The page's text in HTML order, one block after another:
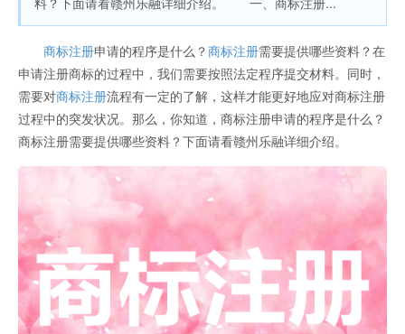
商标注册申请的程序是什么？商标注册需要提供哪些资料？在
申请注册商标的过程中，我们需要按照法定程序提交材料。同时，
需要对商标注册流程有一定的了解，这样才能更好地应对商标注册
过程中的突发状况。那么，你知道，商标注册申请的程序是什么？
商标注册需要提供哪些资料？下面请看赣州乐融详细介绍。